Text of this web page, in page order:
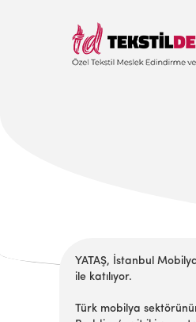
YATAŞ, İstanbul
ile katılıyor.
Türk mobilya